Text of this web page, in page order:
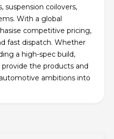
suspension coilovers,
With a global
competitive pricing,
fast dispatch. Whether
a high-spec build,
the products and
ambitions into